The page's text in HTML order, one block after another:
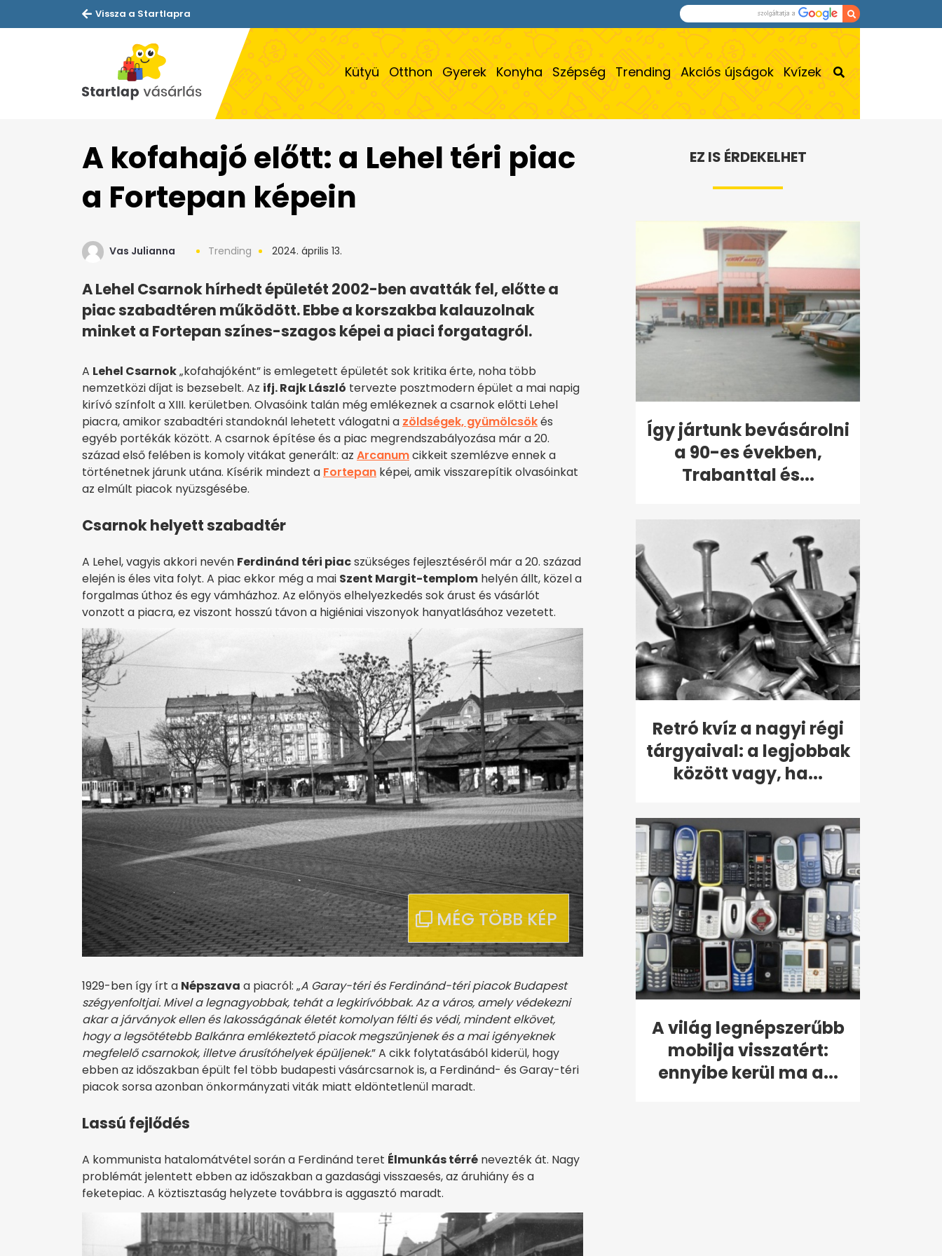
Vissza a Startlapra
Kütyü Otthon Gyerek Konyha Szépség Trending Akciós újságok Kvízek
A kofahajó előtt: a Lehel téri piac
a Fortepan képein
Vas Julianna Trending 2024. április 13.
A Lehel Csarnok hírhedt épületét 2002-ben avatták fel, előtte a
piac szabadtéren működött. Ebbe a korszakba kalauzolnak
minket a Fortepan színes-szagos képei a piaci forgatagról.
A Lehel Csarnok„kofahajóként” is emlegetett épületét sok kritika érte, noha több
nemzetközi díjat is bezsebelt. Az ifj. Rajk László tervezte posztmodern épület a mai napig
kirívó színfolt a XIII. kerületben. Olvasóink talán még emlékeznek a csarnok előtti Lehel
piacra, amikor szabadtéri standoknál lehetett válogatni a zöldségek, gyümölcsökés
egyéb portékák között. A csarnok építése és a piac megrendszabályozása már a 20.
század első felében is komoly vitákat generált: az Arcanumcikkeit szemlézve ennek a
történetnek járunk utána. Kísérik mindezt a Fortepan képei, amik visszarepítik olvasóinkat
az elmúlt piacok nyüzsgésébe.
Csarnok helyett szabadtér
A Lehel, vagyis akkori nevén Ferdinánd téri piacszükséges fejlesztéséről már a 20. század
elején is éles vita folyt. A piac ekkor még a mai Szent Margit-templom helyén állt, közel a
forgalmas úthoz és egy vámházhoz. Az előnyös elhelyezkedés sok árust és vásárlót
vonzott a piacra, ez viszont hosszú távon a higiéniai viszonyok hanyatlásához vezetett.
1929-ben így írt a Népszava a piacról: „A Garay-téri és Ferdinánd-téri piacok Budapest
szégyenfoltjai. Mivel a legnagyobbak, tehát a legkirívóbbak. Az a város, amely védekezni
akar a járványok ellen és lakosságának életét komolyan félti és védi, mindent elkövet,
hogy a legsötétebb Balkánra emlékeztető piacok megszűnjenek és a mai igényeknek
megfelelő csarnokok, illetve árusítóhelyek épüljenek.” A cikk folytatásából kiderül, hogy
ebben az időszakban épült fel több budapesti vásárcsarnok is, a Ferdinánd- és Garay-téri
piacok sorsa azonban önkormányzati viták miatt eldöntetlenül maradt.
Lassú fejlődés
A kommunista hatalomátvétel során a Ferdinánd teret Élmunkás térré nevezték át. Nagy
problémát jelentett ebben az időszakban a gazdasági visszaesés, az áruhiány és a
feketepiac. A köztisztaság helyzete továbbra is aggasztó maradt.
EZ IS ÉRDEKELHET
Így jártunk bevásárolni
a 90-es években,
Trabanttal és...
Retró kvíz a nagyi régi
tárgyaival: a legjobbak
között vagy, ha...
A világ legnépszerűbb
mobilja visszatért:
ennyibe kerül ma a...